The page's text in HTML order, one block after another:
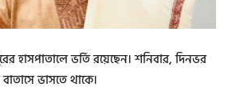
হাসপাতালে ভর্তি রয়েছেন। শনিবার, দিনভর
ভাসতে থাকে।